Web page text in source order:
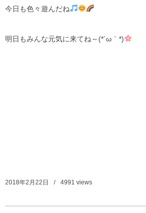
今日も色々遊んだね
明日もみんな元気に来てね～(*´ω｀*)
2018年2月22日 4991 views